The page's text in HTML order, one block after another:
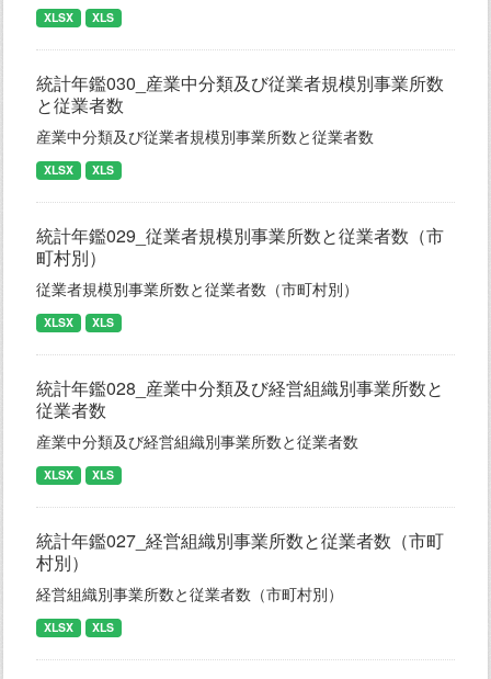
XLSX XLS
統計年鑑030_産業中分類及び従業者規模別事業所数
と従業者数
産業中分類及び従業者規模別事業所数と従業者数
XLSX XLS
統計年鑑029_従業者規模別事業所数と従業者数（市
町村別）
従業者規模別事業所数と従業者数（市町村別）
XLSX XLS
統計年鑑028_産業中分類及び経営組織別事業所数と
従業者数
産業中分類及び経営組織別事業所数と従業者数
XLSX XLS
統計年鑑027_経営組織別事業所数と従業者数（市町
村別）
経営組織別事業所数と従業者数（市町村別）
XLSX XLS